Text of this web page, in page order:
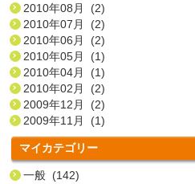
2010年08月 (2)
2010年07月 (2)
2010年06月 (2)
2010年05月 (1)
2010年04月 (1)
2010年02月 (2)
2009年12月 (2)
2009年11月 (1)
マイカテゴリー
一般 (142)